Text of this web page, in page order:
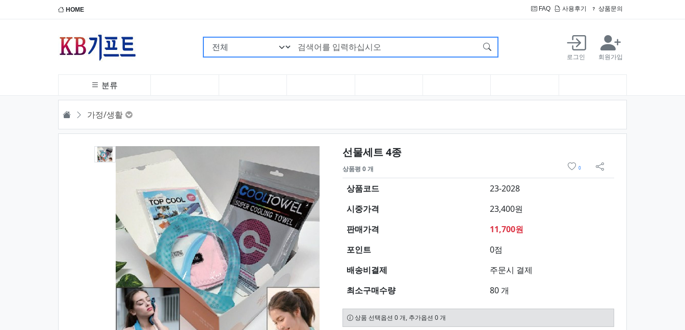
HOME FAQ 사용후기 상품문의
검색어 필수
로그인 회원가입
분류
HOME 가정/생활
1번째 이미지 새창 선물세트 4종요약정보 및 구매
상품평 0 개 0
sns 공유
상품코드
23-2028
시중가격
23,400원
판매가격
11,700원
포인트
0점
배송비결제
주문시 결제
최소구매수량
80 개
상품 선택옵션 0 개, 추가옵션 0 개